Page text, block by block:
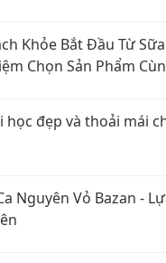
Khỏe Bắt Đầu Từ
Chọn Sản Phẩm
học đẹp và thoải mái
Nguyên Vỏ Bazan -